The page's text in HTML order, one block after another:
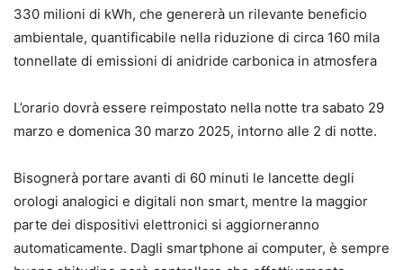
330 milioni di kWh, che genererà un rilevante beneficio
ambientale, quantificabile nella riduzione di circa 160 mila
tonnellate di emissioni di anidride carbonica in atmosfera
L’orario dovrà essere reimpostato nella notte tra sabato 29
marzo e domenica 30 marzo 2025, intorno alle 2 di notte.
Bisognerà portare avanti di 60 minuti le lancette degli
orologi analogici e digitali non smart, mentre la maggior
parte dei dispositivi elettronici si aggiorneranno
automaticamente. Dagli smartphone ai computer, è sempre